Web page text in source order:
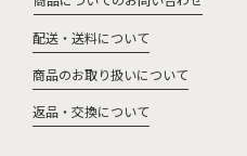
配送・送料について
商品のお取り扱いについて
返品・交換について